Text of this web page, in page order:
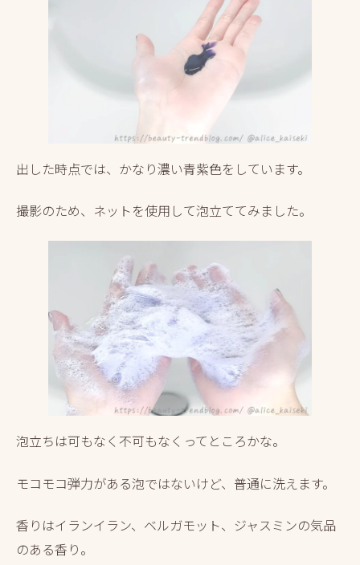
出した時点では、かなり濃い青紫色をしています。
撮影のため、ネットを使用して泡立ててみました。
泡立ちは可もなく不可もなくってところかな。
モコモコ弾力がある泡ではないけど、普通に洗えます。
香りはイランイラン、ベルガモット、ジャスミンの気品
のある香り。